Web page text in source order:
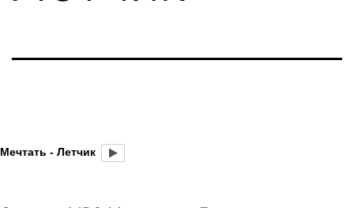
Мечтать - Летчик